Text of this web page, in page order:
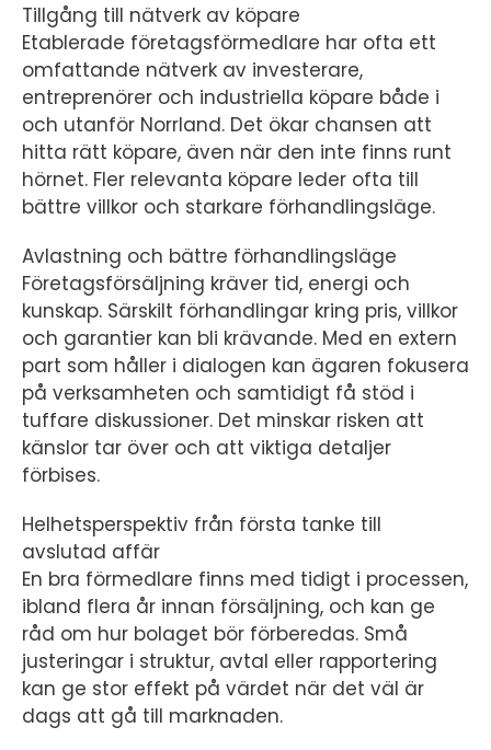
Tillgång till nätverk av köpare
Etablerade företagsförmedlare har ofta ett
omfattande nätverk av investerare,
entreprenörer och industriella köpare både i
och utanför Norrland. Det ökar chansen att
hitta rätt köpare, även när den inte finns runt
hörnet. Fler relevanta köpare leder ofta till
bättre villkor och starkare förhandlingsläge.
Avlastning och bättre förhandlingsläge
Företagsförsäljning kräver tid, energi och
kunskap. Särskilt förhandlingar kring pris, villkor
och garantier kan bli krävande. Med en extern
part som håller i dialogen kan ägaren fokusera
på verksamheten och samtidigt få stöd i
tuffare diskussioner. Det minskar risken att
känslor tar över och att viktiga detaljer
förbises.
Helhetsperspektiv från första tanke till
avslutad affär
En bra förmedlare finns med tidigt i processen,
ibland flera år innan försäljning, och kan ge
råd om hur bolaget bör förberedas. Små
justeringar i struktur, avtal eller rapportering
kan ge stor effekt på värdet när det väl är
dags att gå till marknaden.